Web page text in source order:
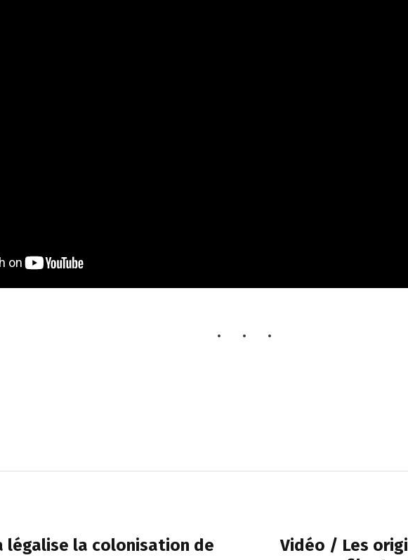
légalise la colonisation de
Vidéo / Les